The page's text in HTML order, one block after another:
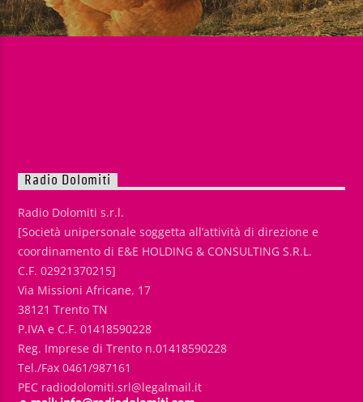
Radio Dolomiti
Radio Dolomiti s.r.l.
[Società unipersonale soggetta all’attività di direzione e
coordinamento di E&E HOLDING & CONSULTING S.R.L.
C.F. 02921370215]
Via Missioni Africane, 17
38121 Trento TN
P.IVA e C.F. 01418590228
Reg. Imprese di Trento n.01418590228
Tel./Fax 0461/987161
PEC radiodolomiti.srl@legalmail.it